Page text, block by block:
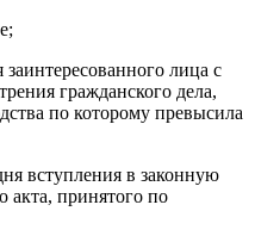
лица с
гражданского дела,
по которому превысила
вступления в законную
акта, принятого по